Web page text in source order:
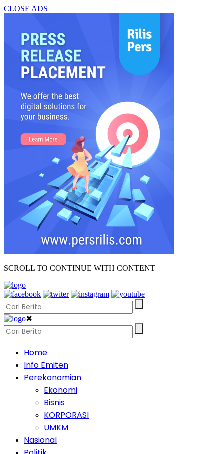
CLOSE ADS
SCROLL TO CONTINUE WITH CONTENT
✖
Home
Info Emiten
Perekonomian
Ekonomi
Bisnis
KORPORASI
UMKM
Nasional